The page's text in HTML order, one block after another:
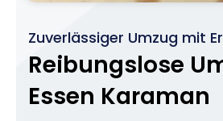
Zuverlässiger Umzug mit
Reibungslose
Essen Karaman